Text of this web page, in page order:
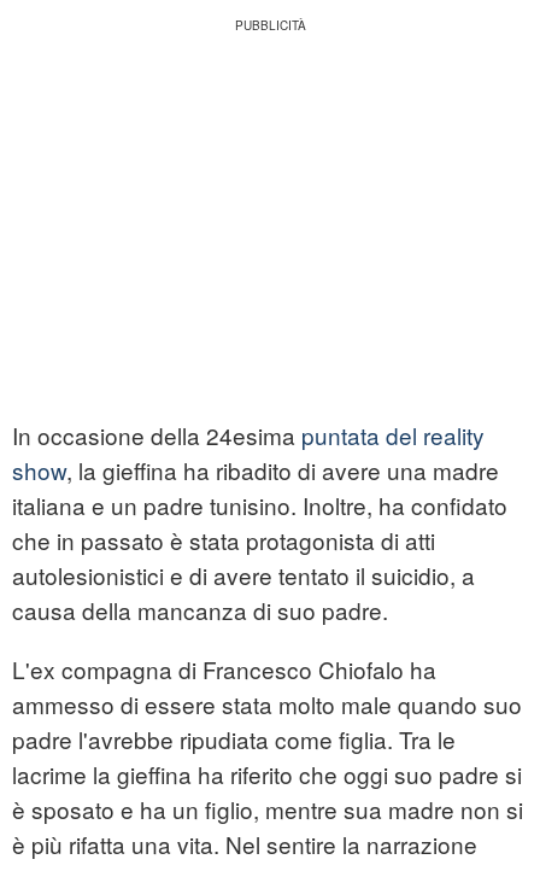
In occasione della 24esima puntata del reality
show, la gieffina ha ribadito di avere una madre
italiana e un padre tunisino. Inoltre, ha confidato
che in passato è stata protagonista di atti
autolesionistici e di avere tentato il suicidio, a
causa della mancanza di suo padre.
L'ex compagna di Francesco Chiofalo ha
ammesso di essere stata molto male quando suo
padre l'avrebbe ripudiata come figlia. Tra le
lacrime la gieffina ha riferito che oggi suo padre si
è sposato e ha un figlio, mentre sua madre non si
è più rifatta una vita. Nel sentire la narrazione